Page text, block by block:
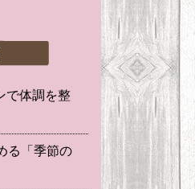
で体調を整
る「季節の